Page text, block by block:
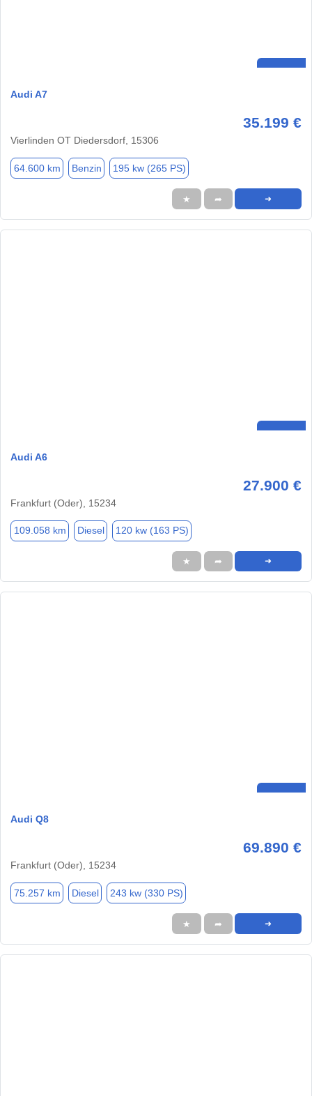
Audi A7
35.199 €
Vierlinden OT Diedersdorf, 15306
64.600 km Benzin 195 kw (265 PS)
★ ➦ ➜
Audi A6
27.900 €
Frankfurt (Oder), 15234
109.058 km Diesel 120 kw (163 PS)
★ ➦ ➜
Audi Q8
69.890 €
Frankfurt (Oder), 15234
75.257 km Diesel 243 kw (330 PS)
★ ➦ ➜